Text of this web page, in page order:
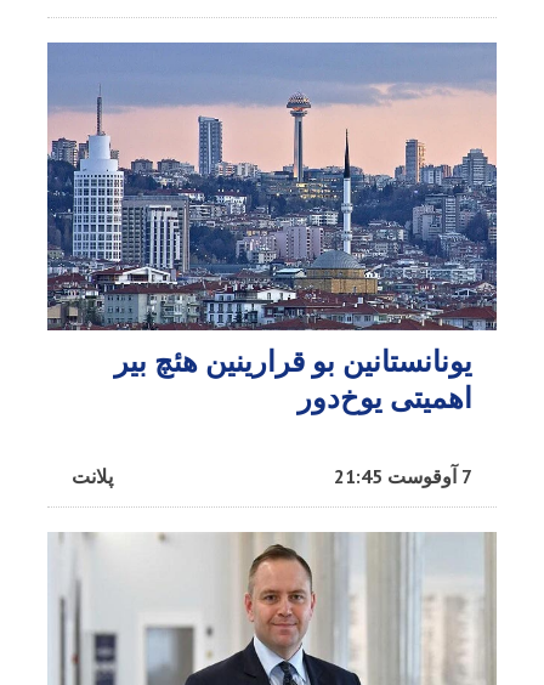
یونانستانین بو قرارینین هئچ بیر
اهمیتی یوخ‌دور
پلانت 7 آوقوست 21:45